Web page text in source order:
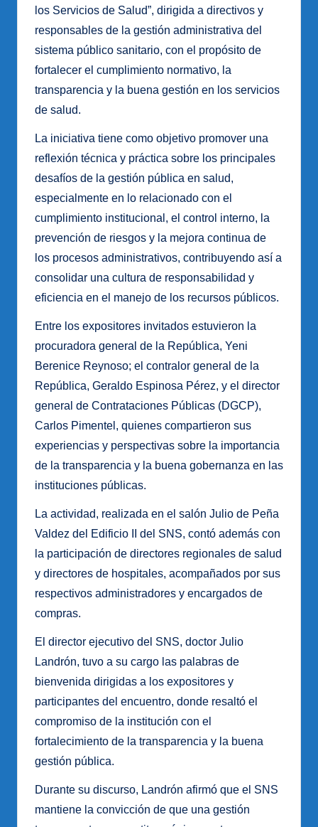
los Servicios de Salud”, dirigida a directivos y
responsables de la gestión administrativa del
sistema público sanitario, con el propósito de
fortalecer el cumplimiento normativo, la
transparencia y la buena gestión en los servicios
de salud.
La iniciativa tiene como objetivo promover una
reflexión técnica y práctica sobre los principales
desafíos de la gestión pública en salud,
especialmente en lo relacionado con el
cumplimiento institucional, el control interno, la
prevención de riesgos y la mejora continua de
los procesos administrativos, contribuyendo así a
consolidar una cultura de responsabilidad y
eficiencia en el manejo de los recursos públicos.
Entre los expositores invitados estuvieron la
procuradora general de la República, Yeni
Berenice Reynoso; el contralor general de la
República, Geraldo Espinosa Pérez, y el director
general de Contrataciones Públicas (DGCP),
Carlos Pimentel, quienes compartieron sus
experiencias y perspectivas sobre la importancia
de la transparencia y la buena gobernanza en las
instituciones públicas.
La actividad, realizada en el salón Julio de Peña
Valdez del Edificio II del SNS, contó además con
la participación de directores regionales de salud
y directores de hospitales, acompañados por sus
respectivos administradores y encargados de
compras.
El director ejecutivo del SNS, doctor Julio
Landrón, tuvo a su cargo las palabras de
bienvenida dirigidas a los expositores y
participantes del encuentro, donde resaltó el
compromiso de la institución con el
fortalecimiento de la transparencia y la buena
gestión pública.
Durante su discurso, Landrón afirmó que el SNS
mantiene la convicción de que una gestión